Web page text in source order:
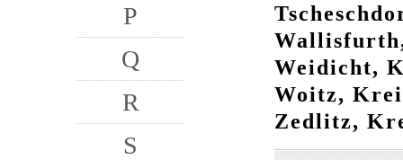
Weidicht,
Woitz,
Zedlitz,
P
Q
R
S